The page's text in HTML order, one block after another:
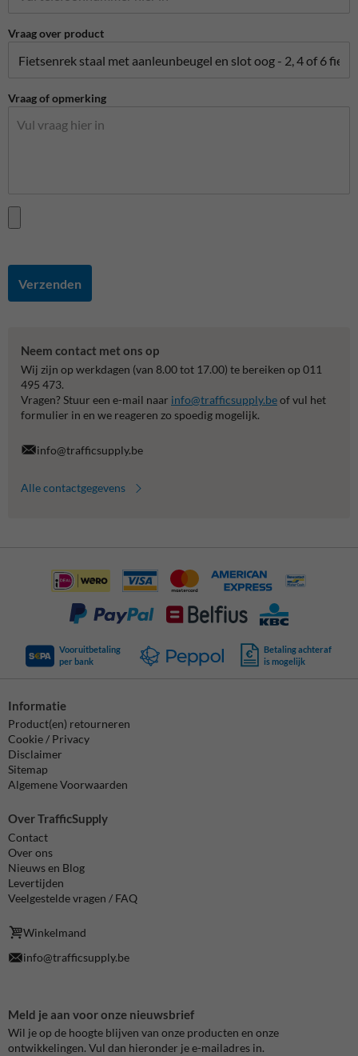
Vraag over product
Vraag of opmerking
Verzenden
Neem contact met ons op
Wij zijn op werkdagen (van 8.00 tot 17.00) te bereiken op 011
495 473.
Vragen? Stuur een e-mail naar info@trafficsupply.beof vul het
formulier in en we reageren zo spoedig mogelijk.
info@trafficsupply.be
Alle contactgegevens
Vooruitbetaling
per bank
Betaling achteraf
is mogelijk
Informatie
Product(en) retourneren
Cookie / Privacy
Disclaimer
Sitemap
Algemene Voorwaarden
Over TrafficSupply
Contact
Over ons
Nieuws en Blog
Levertijden
Veelgestelde vragen / FAQ
Winkelmand
info@trafficsupply.be
Meld je aan voor onze nieuwsbrief
Wil je op de hoogte blijven van onze producten en onze
ontwikkelingen. Vul dan hieronder je e-mailadres in.